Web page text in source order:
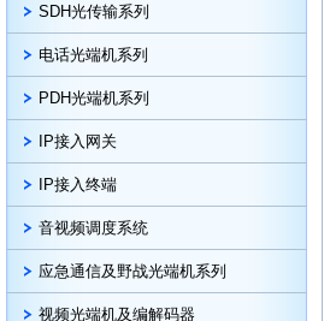
SDH光传输系列
电话光端机系列
PDH光端机系列
IP接入网关
IP接入终端
音视频调度系统
应急通信及野战光端机系列
视频光端机及编解码器